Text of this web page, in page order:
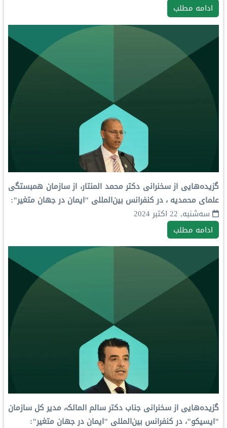
ادامه مطلب
گزیده‌هایی از سخنرانی دکتر محمد المنتار، از سازمان همبستگی
علمای محمديه ، در کنفرانس بین‌المللی "ایمان در جهان متغیر":
سه‌شنبه, 22 اکتبر 2024
ادامه مطلب
گزیده‌هایی از سخنرانی جناب دکتر سالم المالک، مدیر کل سازمان
"ایسیکو"، در کنفرانس بین‌المللی "ایمان در جهان متغیر":